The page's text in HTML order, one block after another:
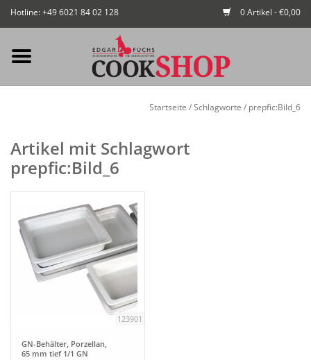
Hotline: +49 6021 84 02 128 0 Artikel - €0,00
Startseite
NEU
Gedeckter Tisch
Buffet
Bar
Startseite /Schlagworte / prepfic:Bild_6
Artikel mit Schlagwort
prepfic:Bild_6
123901
GN-Behälter, Porzellan,
65 mm tief 1/1 GN